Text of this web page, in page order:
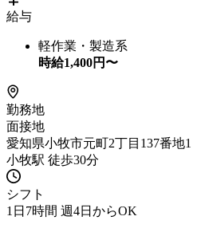
給与
軽作業・製造系
時給1,400円〜
勤務地
面接地
愛知県小牧市元町2丁目137番地1
小牧駅 徒歩30分
シフト
1日7時間 週4日からOK